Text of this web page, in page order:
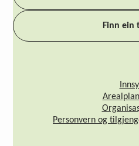
Finn ein
Personvern og